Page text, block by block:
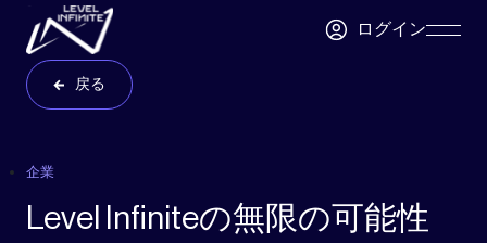
Skip to main content
ログインSkip
戻る
企業
Level Infiniteの無限の可能性